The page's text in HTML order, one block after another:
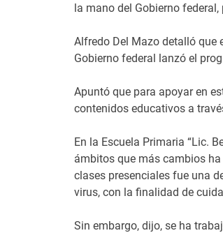
la mano del Gobierno
Alfredo Del Mazo detalló que
Gobierno federal lanzó el
Apuntó que para apoyar en
contenidos educativos a
En la Escuela Primaria “Lic.
ámbitos que más cambios ha
clases presenciales fue una
virus, con la finalidad de
Sin embargo, dijo, se ha